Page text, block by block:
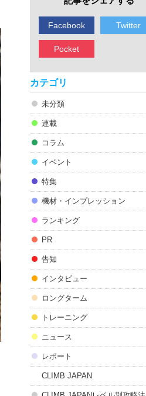
Facebook Twitter
Pocket
カテゴリ
未分類
連載
コラム
イベント
特集
機材・インプレッション
ランキング
PR
告知
インタビュー
ロングターム
トレーニング
ニュース
レポート
CLIMB JAPAN